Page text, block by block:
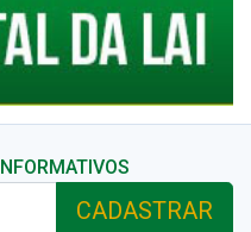
CADASTRAR